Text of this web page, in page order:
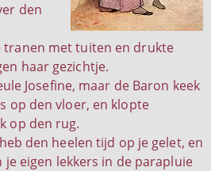
den
tranen met tuiten en drukte
haar gezichtje.
Josefine, maar de Baron keek
op den vloer, en klopte
op den rug.
den heelen tijd op je gelet, en
je eigen lekkers in de parapluie